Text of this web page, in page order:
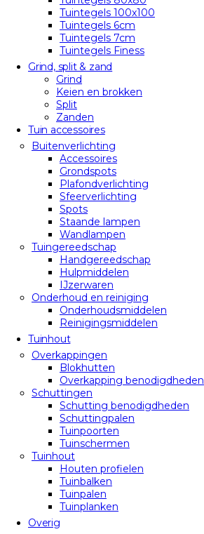
Tuintegels 100x100
Tuintegels 6cm
Tuintegels 7cm
Tuintegels Finess
Grind, split & zand
Grind
Keien en brokken
Split
Zanden
Tuin accessoires
Buitenverlichting
Accessoires
Grondspots
Plafondverlichting
Sfeerverlichting
Spots
Staande lampen
Wandlampen
Tuingereedschap
Handgereedschap
Hulpmiddelen
IJzerwaren
Onderhoud en reiniging
Onderhoudsmiddelen
Reinigingsmiddelen
Tuinhout
Overkappingen
Blokhutten
Overkapping benodigdheden
Schuttingen
Schutting benodigdheden
Schuttingpalen
Tuinpoorten
Tuinschermen
Tuinhout
Houten profielen
Tuinbalken
Tuinpalen
Tuinplanken
Overig